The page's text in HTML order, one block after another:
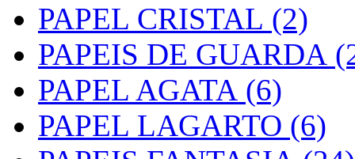
PAPEL CRISTAL (2)
PAPEIS DE GUARDA
PAPEL AGATA (6)
PAPEL LAGARTO (6)